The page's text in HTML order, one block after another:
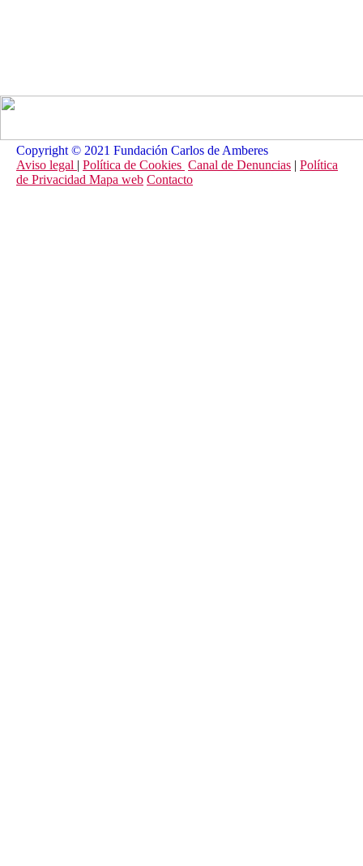
Copyright © 2021 Fundación Carlos de Amberes
Aviso legal | Política de Cookies Canal de Denuncias | Política
de Privacidad Mapa web Contacto